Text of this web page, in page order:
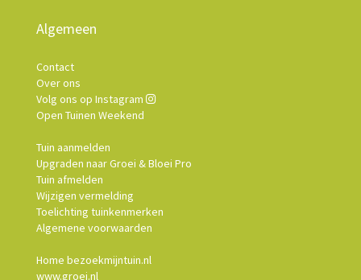
Algemeen
Contact
Over ons
Volg ons op Instagram
Open Tuinen Weekend
Tuin aanmelden
Upgraden naar Groei & Bloei Pro
Tuin afmelden
Wijzigen vermelding
Toelichting tuinkenmerken
Algemene voorwaarden
Home bezoekmijntuin.nl
www.groei.nl